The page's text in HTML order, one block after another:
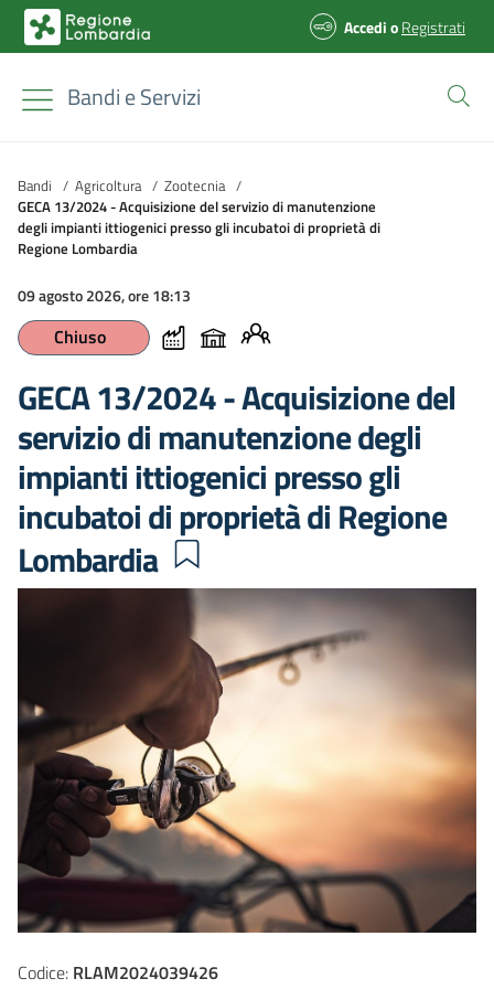
AccedioRegistrati
Bandi e Servizi
Bandi / Agricoltura / Zootecnia /
GECA 13/2024 - Acquisizione del servizio di manutenzione
degli impianti ittiogenici presso gli incubatoi di proprietà di
Regione Lombardia
09 agosto 2026, ore 18:13
Chiuso
GECA 13/2024 - Acquisizione del
servizio di manutenzione degli
impianti ittiogenici presso gli
incubatoi di proprietà di Regione
Lombardia
Codice: RLAM2024039426